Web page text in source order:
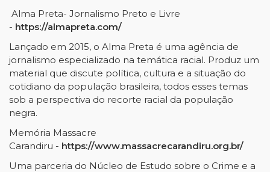
Alma Preta- Jornalismo Preto e Livre
- https://almapreta.com/
Lançado em 2015, o Alma Preta é uma agência de
jornalismo especializado na temática racial. Produz um
material que discute política, cultura e a situação do
cotidiano da população brasileira, todos esses temas
sob a perspectiva do recorte racial da população
negra.
Memória Massacre
Carandiru - https://www.massacrecarandiru.org.br/
Uma parceria do Núcleo de Estudo sobre o Crime e a